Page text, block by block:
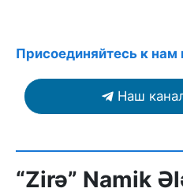
Присоединяйтесь к
Наш
“Zirə” Namik